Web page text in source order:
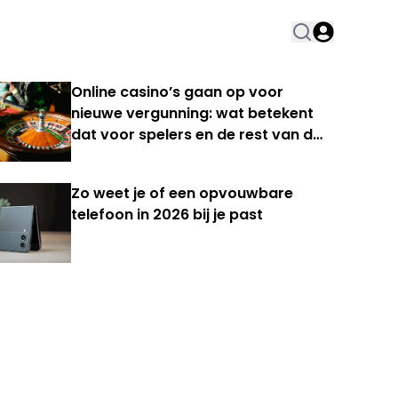
Online casino’s gaan op voor
nieuwe vergunning: wat betekent
dat voor spelers en de rest van de
Zo weet je of een opvouwbare
telefoon in 2026 bij je past